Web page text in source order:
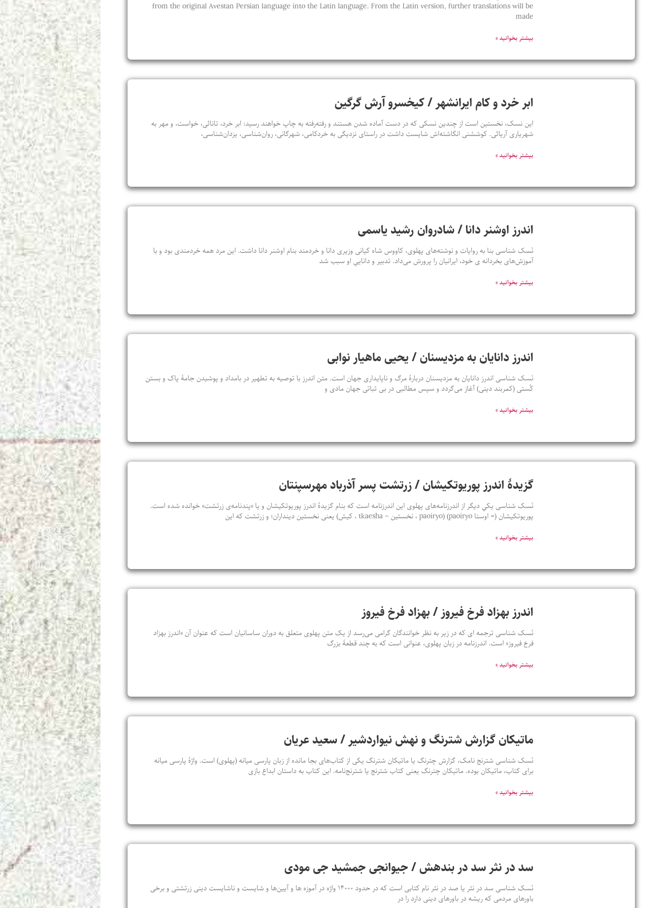
from the original Avestan Persian language into the Latin language. From the Latin version, further translations will be
made
بیشتر بخوانید »
ابر خرد و کام ایرانشهر / کیخسرو آرش گرگین
این نسک، نخستین است از چندین نسکی که در دست آماده شدن هستند و رفته‌رفته به چاپ خواهند رسید: ابر خرد، تانائی، خواست، و مهر به
شهریاری آریائی. کوششنی انگاشته‌اش شایست داشت در راستای نزدیگی به خردکامی، شهرگانی، روان‌شناسی، یزدان‌شناسی،
بیشتر بخوانید »
اندرز اوشنر دانا / شادروان رشید یاسمی
نَسک شناسی بنا به روایات و نوشته‌های پهلوی، کاووس شاه کیانی وزیری دانا و خردمند بنام اوشنر دانا داشت. این مرد همه خردمندی بود و با
آموزش‌های بخردانه ی خود، ایرانیان را پرورش می‌داد. تدبیر و داناییِ او سبب شد
بیشتر بخوانید »
اندرز دانایان به مزدیسنان / یحیی ماهیار نوابی
نَسک شناسی اندرز دانایان به مزدیسنان دربارهٔ مرگ و ناپایداری جهان است. متن اندرز با توصیه به تطهیر در بامداد و پوشیدن جامهٔ پاک و بستن
کُستی (کمربند دینی) آغاز می‌گردد و سپس مطالبی در بی‌ ثباتی جهان مادی و
بیشتر بخوانید »
گزيدۀ اندرز پوريوتکيشان / زرتشت پسر آذرباد مهرسپنتان
نَسک شناسی يکي ديگر از اندرزنامه‌های پهلوی اين اندرزنامه است که بنام گزيدۀ اندرز پوريوتکيشان و يا «پندنامه‌ی زرتشت» خوانده شده است.
پوريوتکيشان (= اوستا paoiryo) (paoiryo ، نخستين – tkaesha ، کيش) يعنی نخستين دينداران؛ و زرتشت که اين
بیشتر بخوانید »
اندرز بهزاد فرخ فیروز / بهزاد فرخ فیروز
نَسک شناسی ترجمه ای که در زیر به نظر خوانندگان گرامی می‌رسد از یک متن پهلوی متعلق به دوران ساسانیان است که عنوان آن «اندرز بهزاد
فرخ فیروز» است. اندرزنامه در زبان پهلوی، عنوانی است که به چند قطعۀ بزرگ
بیشتر بخوانید »
ماتیکان گزارش شترنگ و نهش نیواردشیر / سعید عریان
نَسک شناسی شترنج نامک، گزارش چترنگ یا ماتیکان شترنگ یکی از کتاب‌های بجا مانده از زبان پارسی میانه (پهلوی) است. واژۀ پارسی میانه
برای کتاب، ماتیکان بوده. ماتیکان چترنگ یعنی کتاب شترنج یا شترنج‌نامه. این کتاب به داستان ابداع بازی
بیشتر بخوانید »
سد در نثر سد در بندهش / جیوانجی جمشید جی مودی
نَسک شناسی سد در نثر یا صد در نثر نام کتابی است که در حدود ۱۴۰۰۰ واژه در آموزه‌ ها و آیین‌ها و شایست و ناشایست دینی زرتشتی و برخی
باورهای مردمی که ریشه در باورهای دینی دارد را در